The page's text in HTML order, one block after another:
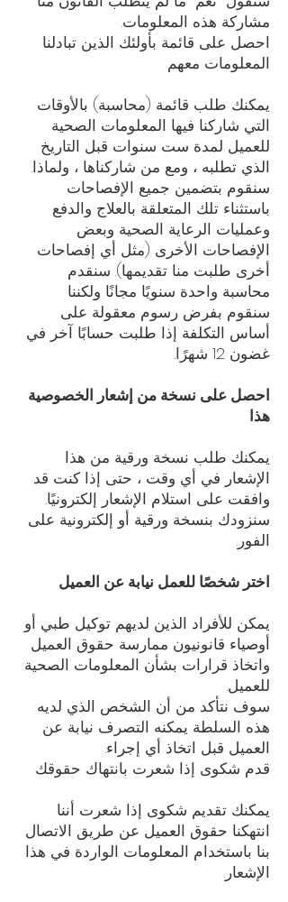
مشاركة هذه المعلومات.
احصل على قائمة بأولئك الذين تبادلنا
المعلومات معهم
يمكنك طلب قائمة (محاسبة) بالأوقات
التي شاركنا فيها المعلومات الصحية
للعميل لمدة ست سنوات قبل التاريخ
الذي تطلبه ، ومع من شاركناها ، ولماذا.
سنقوم بتضمين جميع الإفصاحات
باستثناء تلك المتعلقة بالعلاج والدفع
وعمليات الرعاية الصحية وبعض
الإفصاحات الأخرى (مثل أي إفصاحات
أخرى طلبت منا تقديمها). سنقدم
محاسبة واحدة سنويًا مجانًا ولكننا
سنقوم بفرض رسوم معقولة على
أساس التكلفة إذا طلبت حسابًا آخر في
غضون 12 شهرًا.
احصل على نسخة من إشعار الخصوصية
هذا
يمكنك طلب نسخة ورقية من هذا
الإشعار في أي وقت ، حتى إذا كنت قد
وافقت على استلام الإشعار إلكترونيًا.
سنزودك بنسخة ورقية أو إلكترونية على
الفور.
اختر شخصًا للعمل نيابة عن العميل
يمكن للأفراد الذين لديهم توكيل طبي أو
أوصياء قانونيون ممارسة حقوق العميل
واتخاذ قرارات بشأن المعلومات الصحية
للعميل.
سوف نتأكد من أن الشخص الذي لديه
هذه السلطة يمكنه التصرف نيابة عن
العميل قبل اتخاذ أي إجراء.
قدم شكوى إذا شعرت بانتهاك حقوقك
يمكنك تقديم شكوى إذا شعرت أننا
انتهكنا حقوق العميل عن طريق الاتصال
بنا باستخدام المعلومات الواردة في هذا
الإشعار.